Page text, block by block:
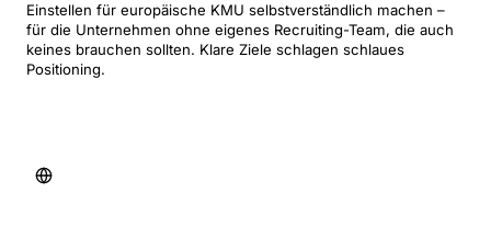
Einstellen für europäische KMU selbstverständlich machen –
für die Unternehmen ohne eigenes Recruiting-Team, die auch
keines brauchen sollten. Klare Ziele schlagen schlaues
Positioning.